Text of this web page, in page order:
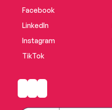
Facebook
LinkedIn
Instagram
TikTok